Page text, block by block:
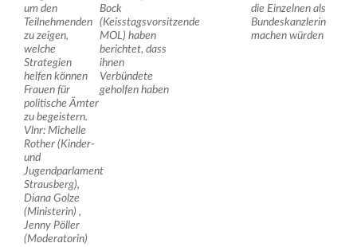
um den
Teilnehmenden
zu zeigen,
welche
Strategien
helfen können
Frauen für
politische Ämter
zu begeistern.
Vlnr: Michelle
Rother (Kinder-
und
Jugendparlament
Strausberg),
Diana Golze
(Ministerin) ,
Jenny Pöller
(Moderatorin)
Bock
(Keisstagsvorsitzende
MOL) haben
berichtet, dass
ihnen
Verbündete
geholfen haben
die Einzelnen als
Bundeskanzlerin
machen würden